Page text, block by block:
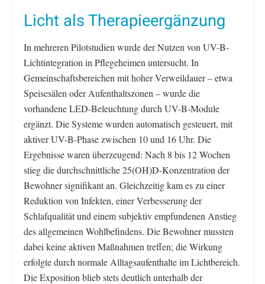
Licht als Therapieergänzung
In mehreren Pilotstudien wurde der Nutzen von UV-B-
Lichtintegration in Pflegeheimen untersucht. In
Gemeinschaftsbereichen mit hoher Verweildauer – etwa
Speisesälen oder Aufenthaltszonen – wurde die
vorhandene LED-Beleuchtung durch UV-B-Module
ergänzt. Die Systeme wurden automatisch gesteuert, mit
aktiver UV-B-Phase zwischen 10 und 16 Uhr. Die
Ergebnisse waren überzeugend: Nach 8 bis 12 Wochen
stieg die durchschnittliche 25(OH)D-Konzentration der
Bewohner signifikant an. Gleichzeitig kam es zu einer
Reduktion von Infekten, einer Verbesserung der
Schlafqualität und einem subjektiv empfundenen Anstieg
des allgemeinen Wohlbefindens. Die Bewohner mussten
dabei keine aktiven Maßnahmen treffen; die Wirkung
erfolgte durch normale Alltagsaufenthalte im Lichtbereich.
Die Exposition blieb stets deutlich unterhalb der